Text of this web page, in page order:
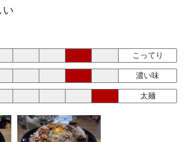
い
こってり
濃い味
太麺